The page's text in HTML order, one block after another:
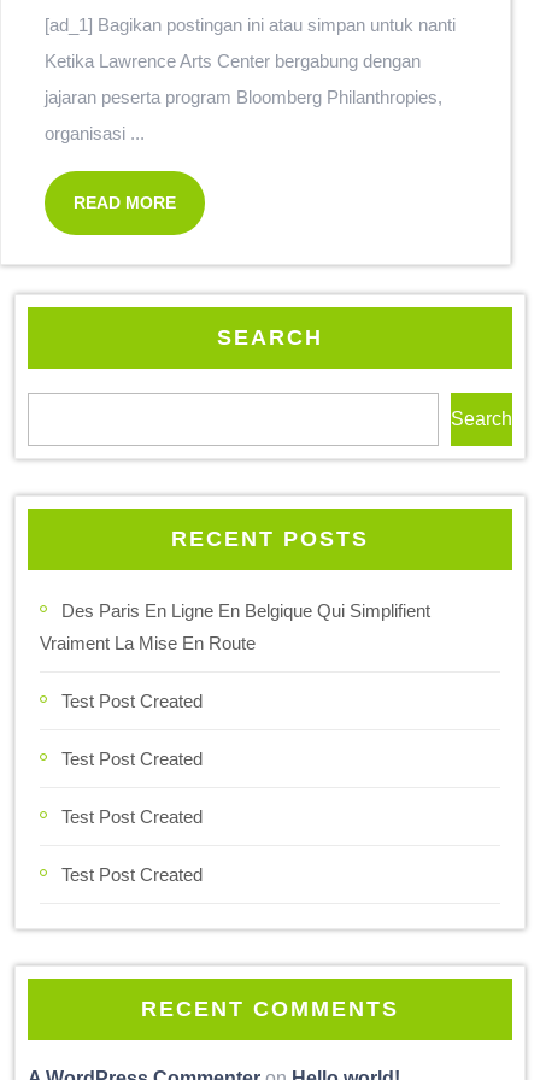
[ad_1] Bagikan postingan ini atau simpan untuk nanti
Ketika Lawrence Arts Center bergabung dengan
jajaran peserta program Bloomberg Philanthropies,
organisasi ...
READ MORE
SEARCH
Search
RECENT POSTS
Des Paris En Ligne En Belgique Qui Simplifient
Vraiment La Mise En Route
Test Post Created
Test Post Created
Test Post Created
Test Post Created
RECENT COMMENTS